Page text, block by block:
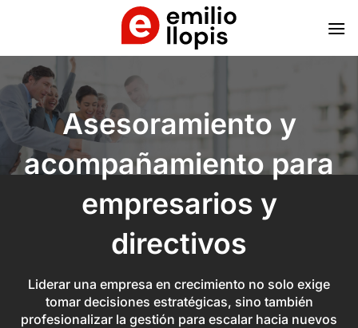
Asesoramiento y
acompañamiento para
empresarios y
directivos
Liderar una empresa en crecimiento no solo exige
tomar decisiones estratégicas, sino también
profesionalizar la gestión para escalar hacia nuevos